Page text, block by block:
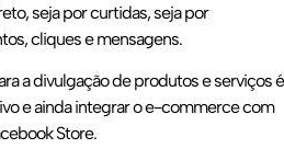
seja por curtidas, seja por
cliques e mensagens.
a divulgação de produtos e serviços é
e ainda integrar o e-commerce com
Store.